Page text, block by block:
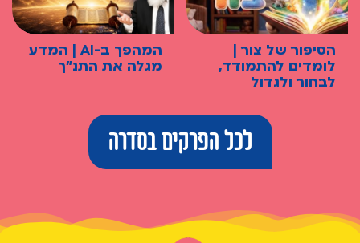
הסיפור של צור |
לומדים להתמודד,
לבחור ולגדול
המהפך ב-AI | המדע
מגלה את התנ"ך
לכל הפרקים בסדרה